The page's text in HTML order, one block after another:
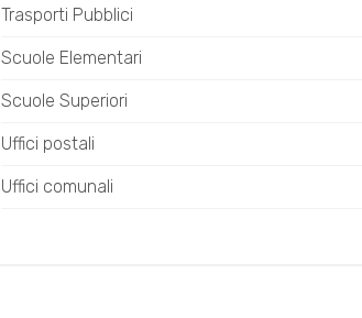
Trasporti Pubblici
Scuole Elementari
Scuole Superiori
Uffici postali
Uffici comunali